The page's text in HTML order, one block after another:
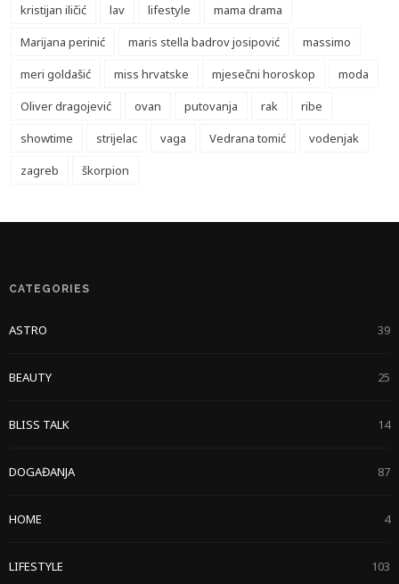
kristijan iličić
lav lifestyle
mama drama
Marijana perinić
maris stella badrov josipović
massimo
meri goldašić
miss hrvatske mjesečni horoskop
moda
Oliver dragojević
ovan putovanja rak
ribe
showtime
strijelac vaga Vedrana tomić
vodenjak
zagreb
škorpion
CATEGORIES
ASTRO 39
BEAUTY 25
BLISS TALK 14
DOGAĐANJA 87
HOME 4
LIFESTYLE 103